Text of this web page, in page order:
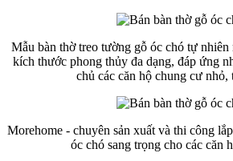
Mẫu bàn thờ treo tường gỗ óc chó tự nhiên
kích thước phong thủy đa dạng, đáp ứng
chủ các căn hộ chung cư nhỏ,
Morehome - chuyên sản xuất và thi công
óc chó sang trọng cho các căn